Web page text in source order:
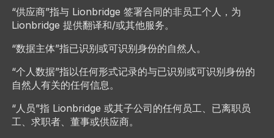
“供应商”指与 Lionbridge 签署合同的非员工个人，为
Lionbridge 提供翻译和/或其他服务。
“数据主体”指已识别或可识别身份的自然人。
“个人数据”指以任何形式记录的与已识别或可识别身份的
自然人有关的任何信息。
“人员”指 Lionbridge 或其子公司的任何员工、已离职员
工、求职者、董事或供应商。